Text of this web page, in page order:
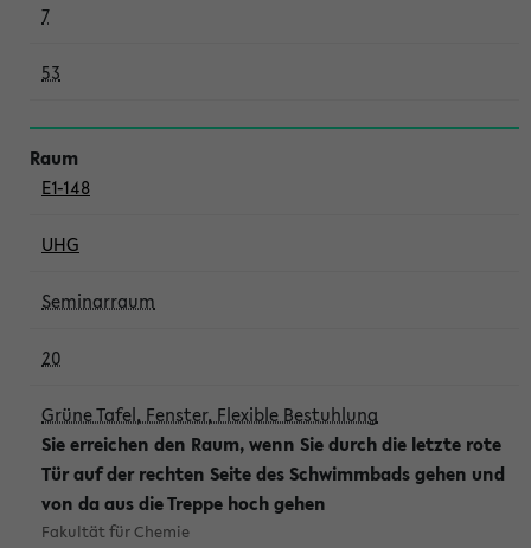
7
53
E1-148
UHG
Seminarraum
20
Grüne Tafel, Fenster, Flexible Bestuhlung
Sie erreichen den Raum, wenn Sie durch die letzte rote
Tür auf der rechten Seite des Schwimmbads gehen und
von da aus die Treppe hoch gehen
Fakultät für Chemie